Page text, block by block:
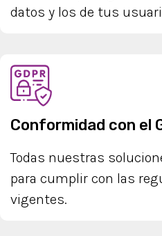
datos y los de tus
Conformidad con el
Todas nuestras
para cumplir con las
vigentes.